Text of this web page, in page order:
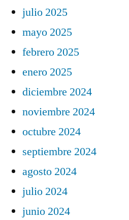
julio 2025
mayo 2025
febrero 2025
enero 2025
diciembre 2024
noviembre 2024
octubre 2024
septiembre 2024
agosto 2024
julio 2024
junio 2024